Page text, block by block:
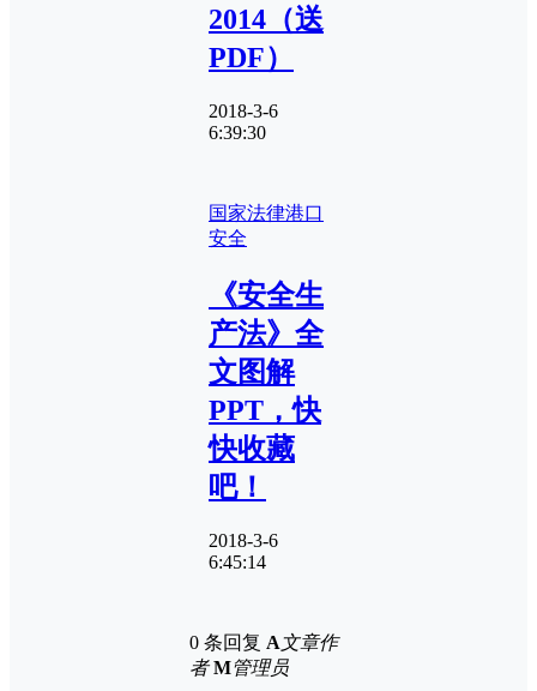
2014（送
PDF）
2018-3-6
6:39:30
国家法律港口
安全
《安全生
产法》全
文图解
PPT，快
快收藏
吧！
2018-3-6
6:45:14
0 条回复 A文章作
者 M管理员